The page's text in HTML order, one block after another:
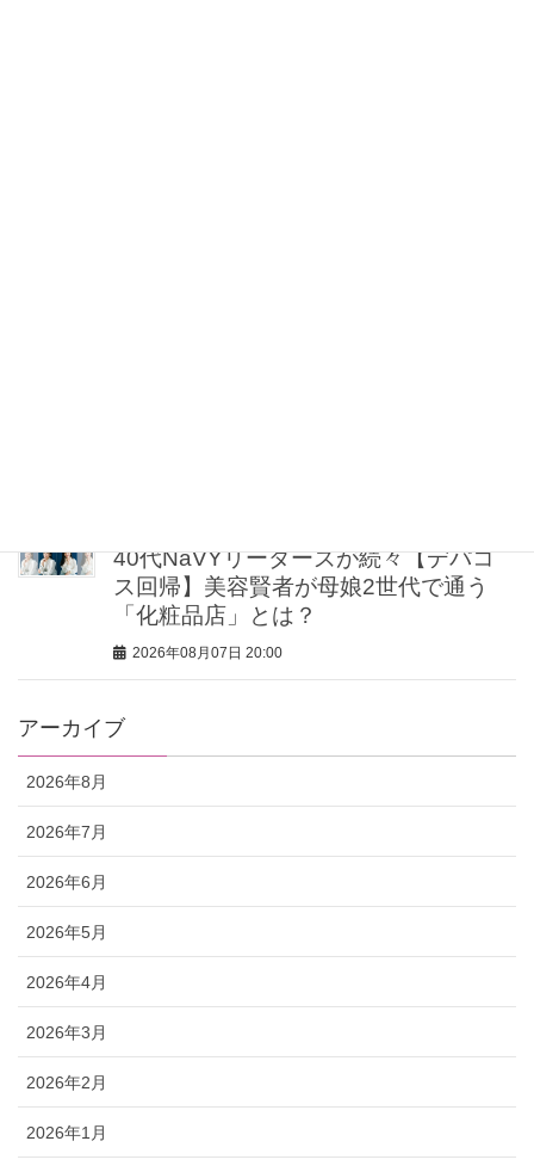
40代NaVYリーダーズが続々【デパコ
ス回帰】美容賢者が母娘2世代で通う
「化粧品店」とは？
2026年08月07日 20:00
アーカイブ
2026年8月
2026年7月
2026年6月
2026年5月
2026年4月
2026年3月
2026年2月
2026年1月